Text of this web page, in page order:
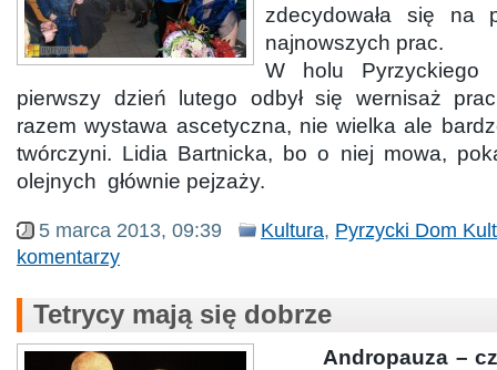
zdecydowała się na
najnowszych prac.
W holu Pyrzyckiego
pierwszy dzień lutego odbył się wernisaż
razem wystawa ascetyczna, nie wielka ale
twórczyni. Lidia Bartnicka, bo o niej mowa,
olejnych głównie pejzaży.
5 marca 2013, 09:39 Kultura, Pyrzycki Dom
komentarzy
Tetrycy mają się dobrze
Andropauza –